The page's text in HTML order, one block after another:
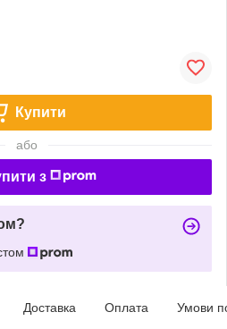
Купити
або
з
Доставка Оплата Умови